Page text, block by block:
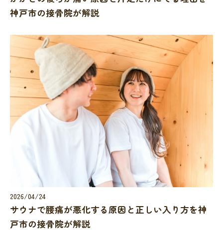
神戸市の接骨院が解説
2026/04/24
サウナで腰痛が悪化する原因と正しい入り方を神
戸市の接骨院が解説